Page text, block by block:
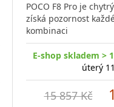
POCO F8 Pro je
získá pozornost
kombinaci
E-shop skladem >
úterý
15 857 Kč